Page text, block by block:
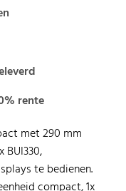
rente
met 290 mm
te bedienen.